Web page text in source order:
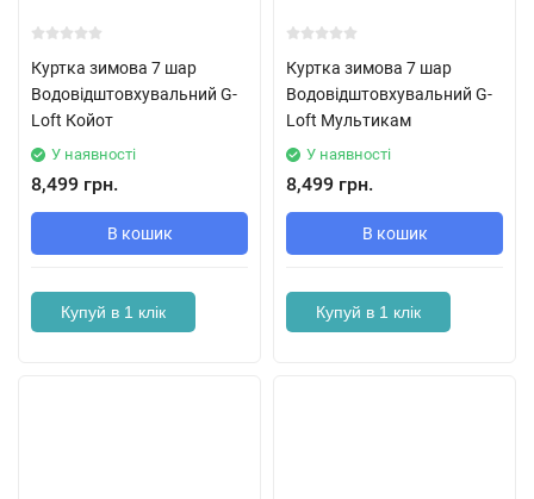
Куртка зимова 7 шар
Водовідштовхувальний G-
Loft Койот
У наявності
8,499 грн.
В кошик
Купуй в 1 клік
Куртка зимова 7 шар
Водовідштовхувальний G-
Loft Мультикам
У наявності
8,499 грн.
В кошик
Купуй в 1 клік